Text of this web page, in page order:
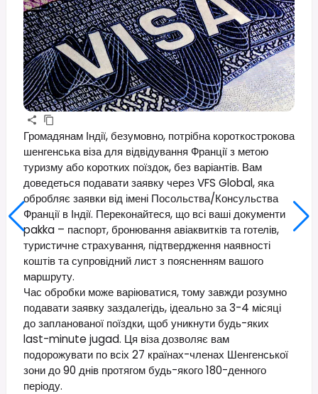
Громадянам Індії, безумовно, потрібна короткострокова
шенгенська віза для відвідування Франції з метою
туризму або коротких поїздок, без варіантів. Вам
доведеться подавати заявку через VFS Global, яка
обробляє заявки від імені Посольства/Консульства
Франції в Індії. Переконайтеся, що всі ваші документи
pakka – паспорт, бронювання авіаквитків та готелів,
туристичне страхування, підтвердження наявності
коштів та супровідний лист з поясненням вашого
маршруту.
Час обробки може варіюватися, тому завжди розумно
подавати заявку заздалегідь, ідеально за 3-4 місяці
до запланованої поїздки, щоб уникнути будь-яких
last-minute jugad. Ця віза дозволяє вам
подорожувати по всіх 27 країнах-членах Шенгенської
зони до 90 днів протягом будь-якого 180-денного
періоду.